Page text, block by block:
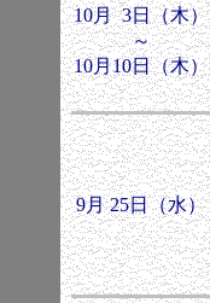
10月 3日（木）
～
10月10日（木）
9月 25日（水）